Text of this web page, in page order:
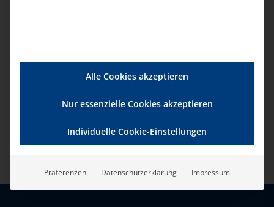
Alle Cookies akzeptieren
Nur essenzielle Cookies akzeptieren
Individuelle Cookie-Einstellungen
Präferenzen Datenschutzerklärung Impressum